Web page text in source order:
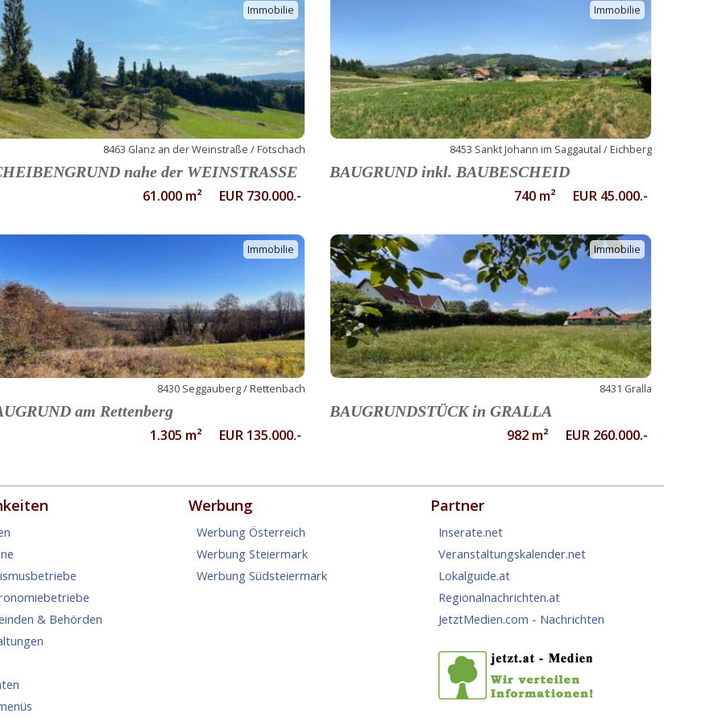
Immobilie
8463 Glanz an der Weinstraße / Fötschach
nahe der WEINSTRASSE
61.000 m² EUR 730.000.-
Immobilie
8453 Sankt Johann im Saggautal / Eichberg
BAUGRUND inkl. BAUBESCHEID
740 m² EUR 45.000.-
Immobilie
8430 Seggauberg / Rettenbach
am Rettenberg
1.305 m² EUR 135.000.-
Immobilie
8431 Gralla
BAUGRUNDSTÜCK in GRALLA
982 m² EUR 260.000.-
& Behörden
Werbung
Werbung Österreich
Werbung Steiermark
Werbung Südsteiermark
Partner
Inserate.net
Veranstaltungskalender.net
Lokalguide.at
Regionalnachrichten.at
JetztMedien.com - Nachrichten